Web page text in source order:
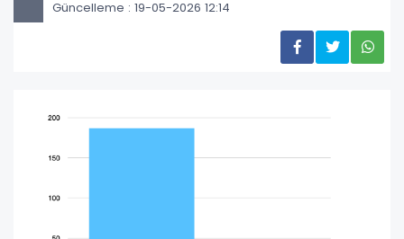
Güncelleme : 19-05-2026 12:14